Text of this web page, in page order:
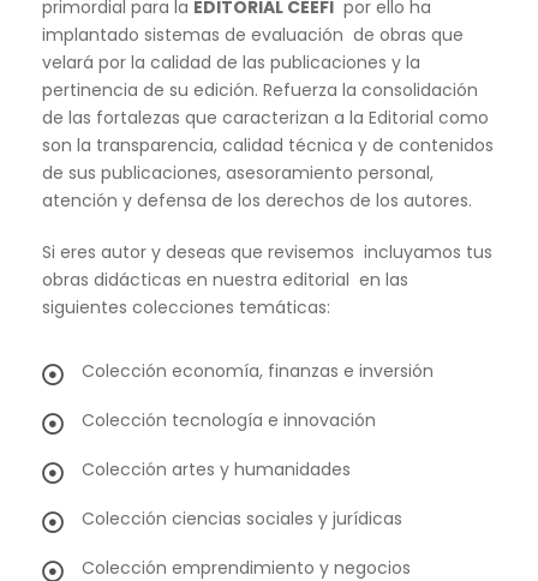
primordial para la EDITORIAL CEEFI por ello ha
implantado sistemas de evaluación de obras que
velará por la calidad de las publicaciones y la
pertinencia de su edición. Refuerza la consolidación
de las fortalezas que caracterizan a la Editorial como
son la transparencia, calidad técnica y de contenidos
de sus publicaciones, asesoramiento personal,
atención y defensa de los derechos de los autores.
Si eres autor y deseas que revisemos incluyamos tus
obras didácticas en nuestra editorial en las
siguientes colecciones temáticas:
Colección economía, finanzas e inversión
Colección tecnología e innovación
Colección artes y humanidades
Colección ciencias sociales y jurídicas
Colección emprendimiento y negocios